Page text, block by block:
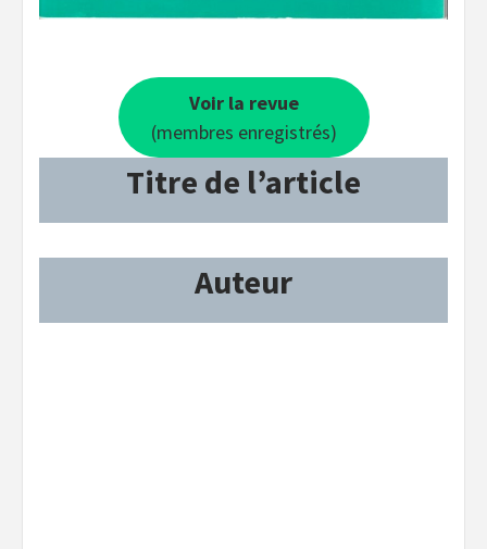
Voir la revue
(membres enregistrés)
Titre de l’article
Auteur